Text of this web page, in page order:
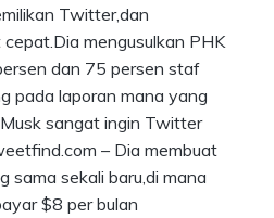
Twitter,dan
mengusulkan PHK
dan 75 persen staf
pada laporan mana yang
sangat ingin Twitter
– Dia membuat
sama sekali baru,di mana
$8 per bulan